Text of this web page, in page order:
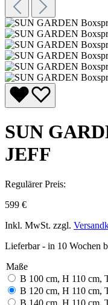
SUN
JEFF
Regulärer Preis:
599 €
Inkl. MwSt. zzgl.
Lieferbar - in 10 Wochen
Maße
B 100 cm, H 110 cm,